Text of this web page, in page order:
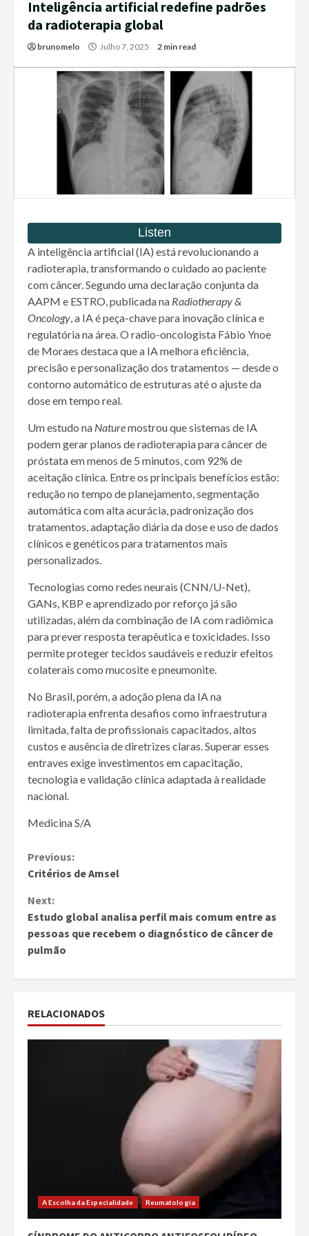
Inteligência artificial redefine padrões
da radioterapia global
brunomelo Julho 7, 2025 2 min read
A inteligência artificial (IA) está revolucionando a
radioterapia, transformando o cuidado ao paciente
com câncer. Segundo uma declaração conjunta da
AAPM e ESTRO, publicada na Radiotherapy &
Oncology , a IA é peça-chave para inovação clínica e
regulatória na área. O radio-oncologista Fábio Ynoe
de Moraes destaca que a IA melhora eficiência,
precisão e personalização dos tratamentos — desde o
contorno automático de estruturas até o ajuste da
dose em tempo real.
Um estudo na Naturemostrou que sistemas de IA
podem gerar planos de radioterapia para câncer de
próstata em menos de 5 minutos, com 92% de
aceitação clínica. Entre os principais benefícios estão:
redução no tempo de planejamento, segmentação
automática com alta acurácia, padronização dos
tratamentos, adaptação diária da dose e uso de dados
clínicos e genéticos para tratamentos mais
personalizados.
Tecnologias como redes neurais (CNN/U-Net),
GANs, KBP e aprendizado por reforço já são
utilizadas, além da combinação de IA com radiômica
para prever resposta terapêutica e toxicidades. Isso
permite proteger tecidos saudáveis e reduzir efeitos
colaterais como mucosite e pneumonite.
No Brasil, porém, a adoção plena da IA na
radioterapia enfrenta desafios como infraestrutura
limitada, falta de profissionais capacitados, altos
custos e ausência de diretrizes claras. Superar esses
entraves exige investimentos em capacitação,
tecnologia e validação clínica adaptada à realidade
nacional.
Medicina S/A
Continue
Previous:
Critérios de Amsel
Next:
Estudo global analisa perfil mais comum entre as
pessoas que recebem o diagnóstico de câncer de
pulmão
RELACIONADOS
A Escolha da Especialidade Reumatologia